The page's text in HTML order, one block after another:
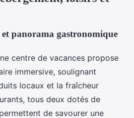
panorama gastronomique
centre de vacances propose
immersive, soulignant
locaux et la fraîcheur
tous deux dotés de
de savourer une